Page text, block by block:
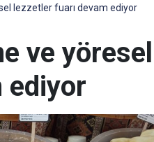
lezzetler fuarı devam ediyor
ve yöresel
ediyor